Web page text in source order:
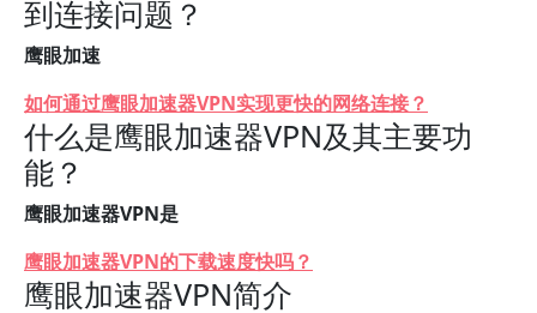
到连接问题？
鹰眼加速
如何通过鹰眼加速器VPN实现更快的网络连接？
什么是鹰眼加速器VPN及其主要功
能？
鹰眼加速器VPN是
鹰眼加速器VPN的下载速度快吗？
鹰眼加速器VPN简介